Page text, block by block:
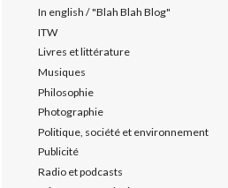
In english / "Blah Blah Blog"
ITW
Livres et littérature
Musiques
Philosophie
Photographie
Politique, société et environnement
Publicité
Radio et podcasts